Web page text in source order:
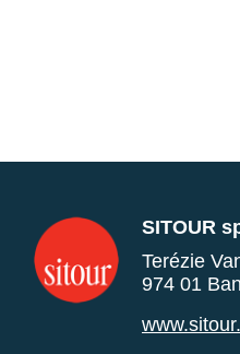
SITOUR
Terézie
974 01